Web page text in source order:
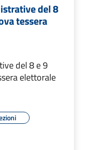
del 8
tessera
del 8 e 9
elettorale